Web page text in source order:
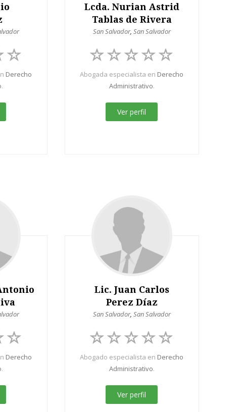
Derecho
.
Lcda. Nurian Astrid
Tablas de Rivera
San Salvador, San Salvador
Abogada especialista en Derecho
Administrativo.
Ver perfil
Derecho
.
Lic. Juan Carlos
Perez Díaz
San Salvador, San Salvador
Abogado especialista en Derecho
Administrativo.
Ver perfil